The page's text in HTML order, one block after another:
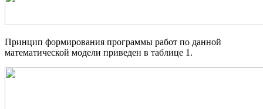
Принцип формирования программы работ по данной
математической модели приведен в таблице 1.